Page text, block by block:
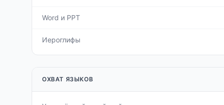
Word и PPT
Иероглифы
ОХВАТ ЯЗЫКОВ